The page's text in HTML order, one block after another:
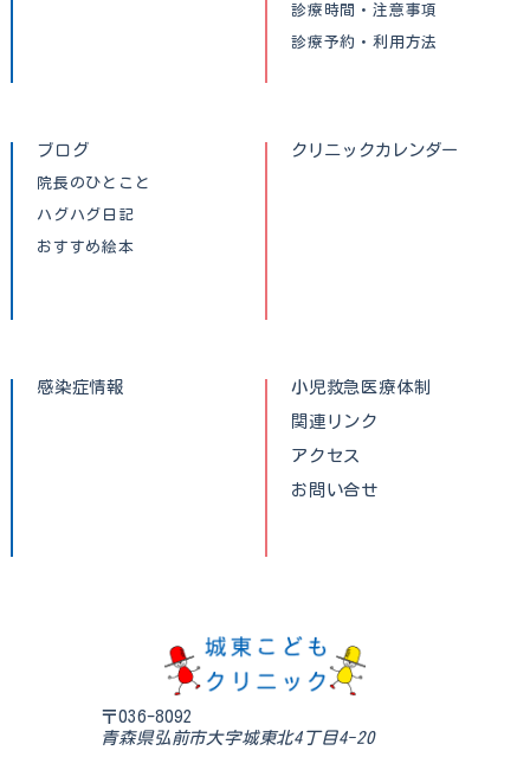
診療時間・注意事項
診療予約・利用方法
ブログ
院長のひとこと
ハグハグ日記
おすすめ絵本
クリニックカレンダー
感染症情報
小児救急医療体制
関連リンク
アクセス
お問い合せ
〒036-8092
青森県弘前市大字城東北4丁目4-20